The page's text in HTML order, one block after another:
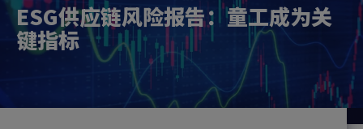
ESG供应链风险报告：童工成为关
键指标